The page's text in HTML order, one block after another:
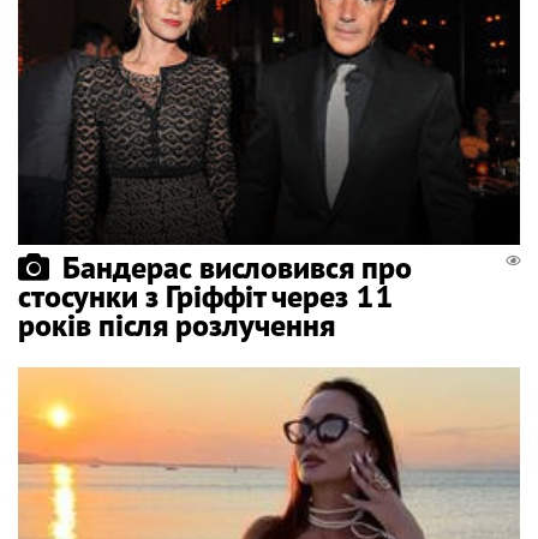
Бандерас висловився про
стосунки з Гріффіт через 11
років після розлучення